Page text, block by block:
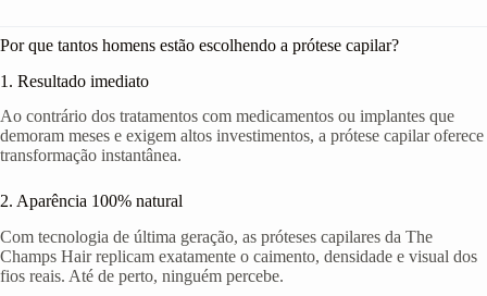
Por que tantos homens estão escolhendo a prótese capilar?
1. Resultado imediato
Ao contrário dos tratamentos com medicamentos ou implantes que
demoram meses e exigem altos investimentos, a prótese capilar oferece
transformação instantânea.
2. Aparência 100% natural
Com tecnologia de última geração, as próteses capilares da The
Champs Hair replicam exatamente o caimento, densidade e visual dos
fios reais. Até de perto, ninguém percebe.